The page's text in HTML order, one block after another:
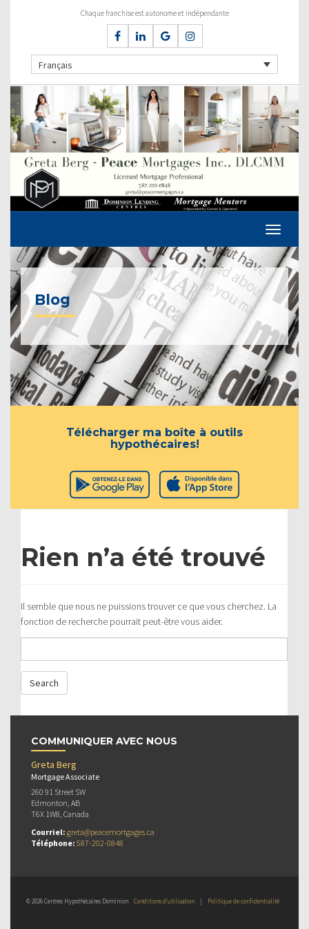
Chaque franchise est autonome et indépendante
Français
Blog
Télécharger ma boîte à outils
hypothécaires!
Rien n’a été trouvé
Il semble que nous ne puissions trouver ce que vous cherchez. La
fonction de recherche pourrait peut-être vous aider.
COMMUNIQUER AVEC NOUS
Greta Berg
Mortgage Associate
260 91 Street SW
Edmonton, AB
T6X 1W8, Canada
Courriel: greta@peacemortgages.ca
Téléphone: 587-202-0848
© 2026 Centres Hypothécaires Dominion Conditions d’utilisation | Politique de confidentialité